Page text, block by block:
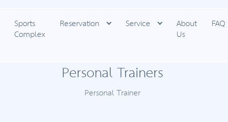
Sports
Complex
Reservation Service About
Us
FAQ
Personal Trainers
Personal Trainer